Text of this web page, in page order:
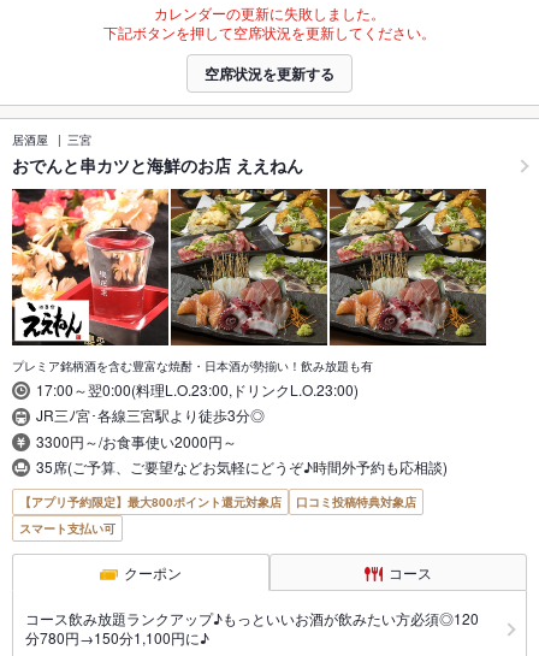
カレンダーの更新に失敗しました。
下記ボタンを押して空席状況を更新してください。
空席状況を更新する
居酒屋 三宮
おでんと串カツと海鮮のお店 ええねん
プレミア銘柄酒を含む豊富な焼酎・日本酒が勢揃い！飲み放題も有
17:00～翌0:00(料理L.O.23:00,ドリンクL.O.23:00)
JR三ﾉ宮･各線三宮駅より徒歩3分◎
3300円～/お食事使い2000円～
35席(ご予算、ご要望などお気軽にどうぞ♪時間外予約も応相談)
【アプリ予約限定】最大800ポイント還元対象店
口コミ投稿特典対象店
スマート支払い可
クーポン コース
コース飲み放題ランクアップ♪もっといいお酒が飲みたい方必須◎120
分780円→150分1,100円に♪